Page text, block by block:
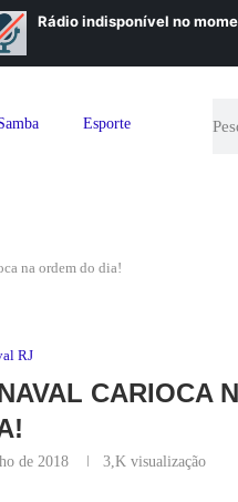
Esporte
na ordem do dia!
RJ
CARIOCA
de 2018 3,K visualização